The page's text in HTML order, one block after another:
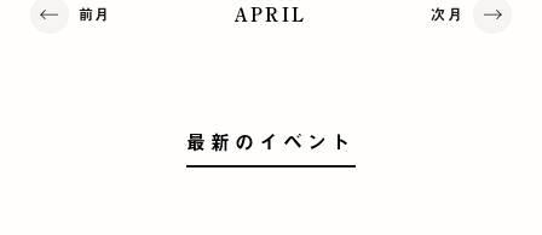
前月 APRIL 次月
最新のイベント